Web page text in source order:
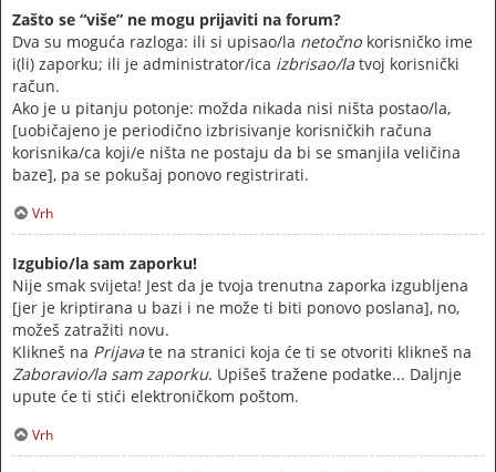
Zašto se “više” ne mogu prijaviti na forum?
Dva su moguća razloga: ili si upisao/la netočno korisničko ime
i(li) zaporku; ili je administrator/ica izbrisao/latvoj korisnički
račun.
Ako je u pitanju potonje: možda nikada nisi ništa postao/la,
[uobičajeno je periodično izbrisivanje korisničkih računa
korisnika/ca koji/e ništa ne postaju da bi se smanjila veličina
baze], pa se pokušaj ponovo registrirati.
Vrh
Izgubio/la sam zaporku!
Nije smak svijeta! Jest da je tvoja trenutna zaporka izgubljena
[jer je kriptirana u bazi i ne može ti biti ponovo poslana], no,
možeš zatražiti novu.
Klikneš na Prijavate na stranici koja će ti se otvoriti klikneš na
Zaboravio/la sam zaporku. Upišeš tražene podatke... Daljnje
upute će ti stići elektroničkom poštom.
Vrh